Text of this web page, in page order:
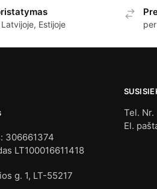
Estijoje
306661374
LT100016611418
g. 1, LT-55217
Tel. Nr.
El.